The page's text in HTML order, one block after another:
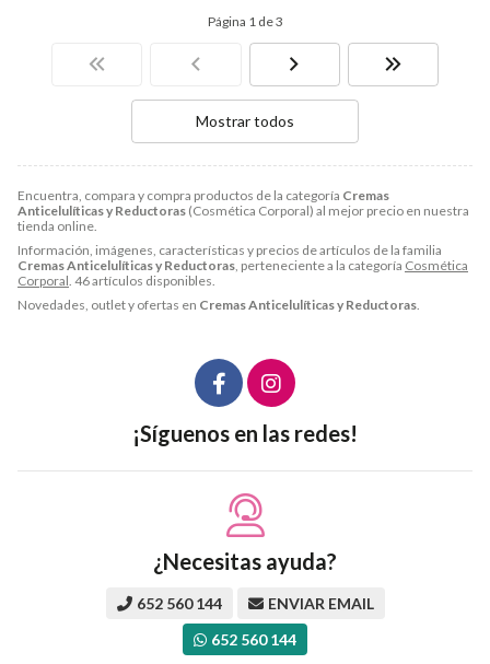
Encuentra, compara y compra productos de la categoría Cremas
Anticelulíticas y Reductoras (Cosmética Corporal) al mejor precio en nuestra
tienda online.
Información, imágenes, características y precios de artículos de la familia
Cremas Anticelulíticas y Reductoras , perteneciente a la categoría Cosmética
Corporal . 46 artículos disponibles.
Novedades, outlet y ofertas en Cremas Anticelulíticas y Reductoras
Página 1 de 3
Mostrar todos
¡Síguenos en las redes!
¿Necesitas ayuda?
652 560 144
ENVIAR EMAIL
652 560 144